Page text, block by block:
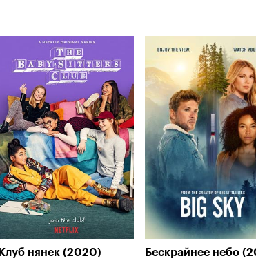
Клуб нянек (2020) Бескрайнее небо